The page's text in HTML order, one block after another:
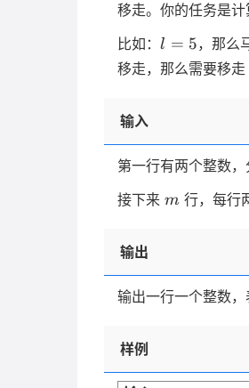
移走。你的任务是计
比如： l=5
l = 5，那么
移走，那么需要移走
输入
第一行有两个整数
接下来 m
m 行，每行
输出
输出一行一个整数，
样例